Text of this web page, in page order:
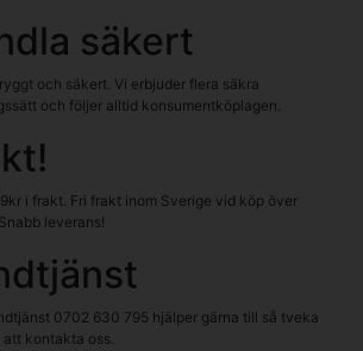
säkert
och säkert. Vi erbjuder flera säkra
och följer alltid konsumentköplagen.
i frakt. Fri frakt inom Sverige vid köp över
leverans!
0702 630 795 hjälper gärna till så tveka
kontakta oss.